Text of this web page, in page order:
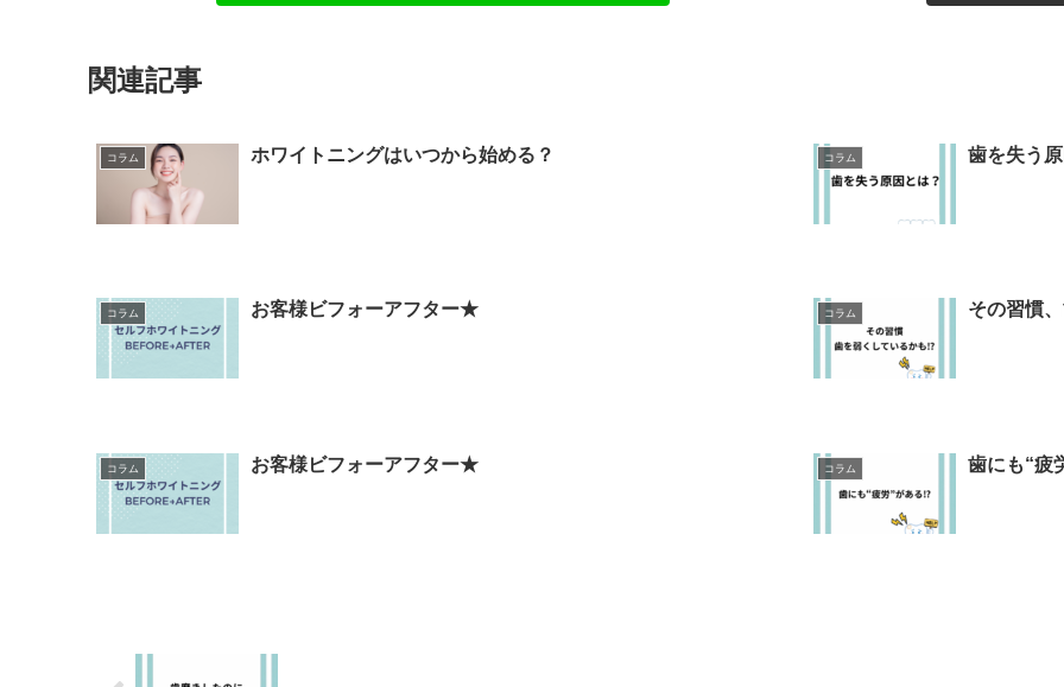
関連記事
コラム ホワイトニングはいつから始める？ コラム 歯を失う
コラム お客様ビフォーアフター★ コラム その習慣
コラム お客様ビフォーアフター★ コラム 歯にも“疲